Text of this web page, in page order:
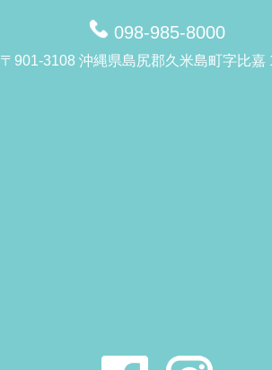
098-985-8000
〒901-3108 沖縄県島尻郡久米島町字比嘉